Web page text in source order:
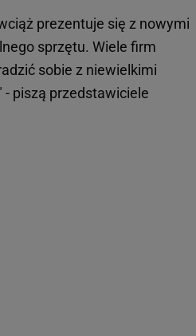
prezentuje się z nowymi
sprzętu. Wiele firm
sobie z niewielkimi
piszą przedstawiciele